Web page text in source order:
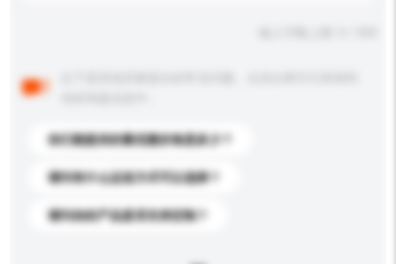
你们能提供的最优惠价格是多少？
请问有什么运送方式可以选择？
请问你的产品是否支持定制？